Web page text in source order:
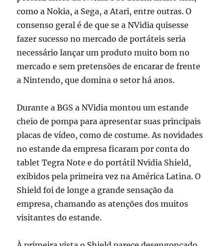
como a Nokia, a Sega, a Atari, entre outras. O
consenso geral é de que se a NVidia quisesse
fazer sucesso no mercado de portáteis seria
necessário lançar um produto muito bom no
mercado e sem pretensões de encarar de frente
a Nintendo, que domina o setor há anos.
Durante a BGS a NVidia montou um estande
cheio de pompa para apresentar suas principais
placas de vídeo, como de costume. As novidades
no estande da empresa ficaram por conta do
tablet Tegra Note e do portátil Nvidia Shield,
exibidos pela primeira vez na América Latina. O
Shield foi de longe a grande sensação da
empresa, chamando as atenções dos muitos
visitantes do estande.